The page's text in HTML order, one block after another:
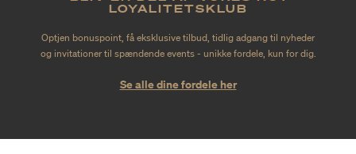
LOYALITETSKLUB
Optjen bonuspoint, få eksklusive tilbud, tidlig adgang til nyheder
og invitationer til spændende events - unikke fordele, kun for dig.
Se alle dine fordele her